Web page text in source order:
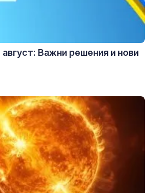
август: Важни решения и нови